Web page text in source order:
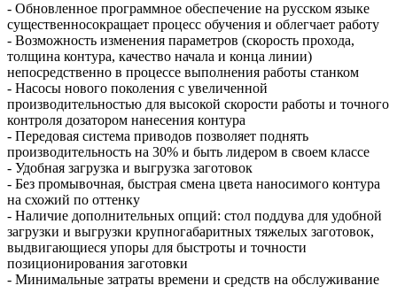
- Обновленное программное обеспечение на русском языке
существенносокращает процесс обучения и облегчает работу
- Возможность изменения параметров (скорость прохода,
толщина контура, качество начала и конца линии)
непосредственно в процессе выполнения работы станком
- Насосы нового поколения с увеличенной
производительностью для высокой скорости работы и точного
контроля дозатором нанесения контура
- Передовая система приводов позволяет поднять
производительность на 30% и быть лидером в своем классе
- Удобная загрузка и выгрузка заготовок
- Без промывочная, быстрая смена цвета наносимого контура
на схожий по оттенку
- Наличие дополнительных опций: стол поддува для удобной
загрузки и выгрузки крупногабаритных тяжелых заготовок,
выдвигающиеся упоры для быстроты и точности
позиционирования заготовки
- Минимальные затраты времени и средств на обслуживание